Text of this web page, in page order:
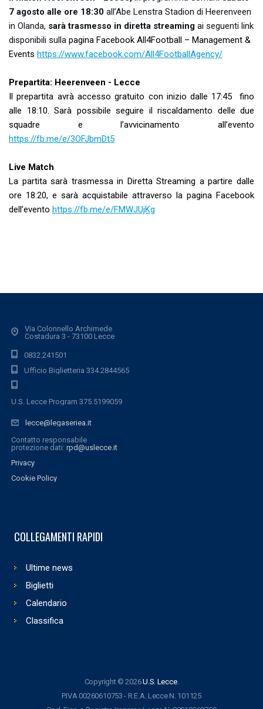
7 agosto alle ore 18:30 all’Abe Lenstra Stadion di Heerenveen
in Olanda, sarà trasmesso in diretta streaming ai seguenti link
disponibili sulla pagina Facebook All4Football – Management &
Events https://www.facebook.com/All4FootballAgency/
Prepartita: Heerenveen - Lecce
Il prepartita avrà accesso gratuito con inizio dalle 17:45 fino
alle 18:10. Sarà possibile seguire il riscaldamento delle due
squadre e l’avvicinamento all’evento
https://fb.me/e/3OFJbmDt5
Live Match
La partita sarà trasmessa in Diretta Streaming a partire dalle
ore 18:20, e sarà acquistabile attraverso la pagina Facebook
dell’evento https://fb.me/e/FMWJUjKg
Via Colonnello Archimede
Costadura 3 - 73100 Lecce
0832.241501
Ufficio Biglietteria 334.2844565
U.S. Lecce Program 375.5199059
lecce@legaseriea.it
Contatto responsabile
protezione dati: rpd@uslecce.it
Privacy
Cookie Policy
COLLEGAMENTI RAPIDI
Ultime news
Biglietti
Calendario
Classifica
Copyright © 2026U.S. Lecce.
P.IVA 00260610753 - R.E.A. Lecce N. 101125